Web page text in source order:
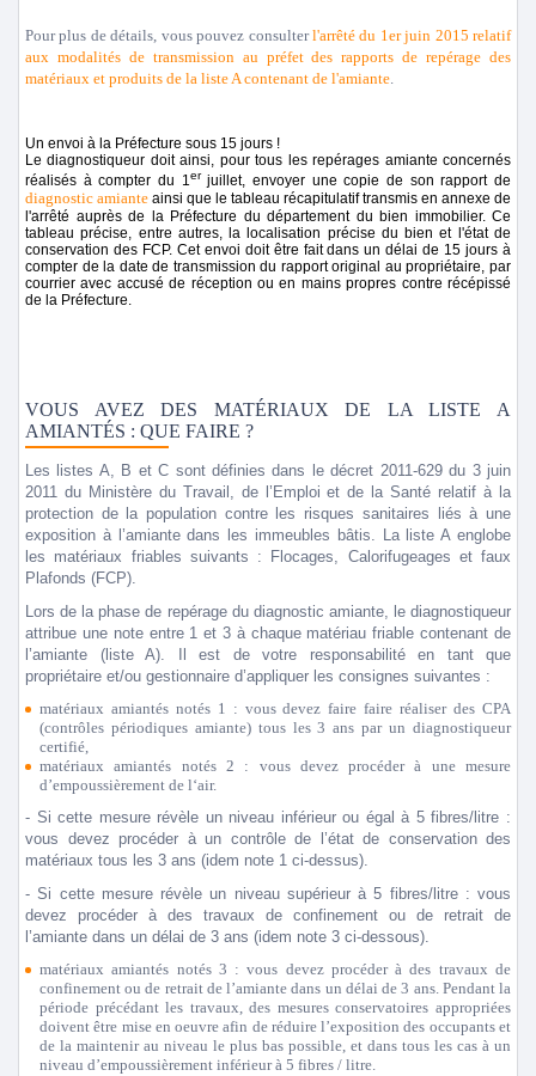
Pour plus de détails, vous pouvez consulterl'arrêté du 1er juin 2015 relatif
aux modalités de transmission au préfet des rapports de repérage des
matériaux et produits de la liste A contenant de l'amiante.
Un envoi à la Préfecture sous 15 jours !
Le diagnostiqueur doit ainsi, pour tous les repérages amiante concernés
réalisés à compter du 1er juillet, envoyer une copie de son rapport de
diagnostic amiante ainsi que le tableau récapitulatif transmis en annexe de
l'arrêté auprès de la Préfecture du département du bien immobilier. Ce
tableau précise, entre autres, la localisation précise du bien et l'état de
conservation des FCP. Cet envoi doit être fait dans un délai de 15 jours à
compter de la date de transmission du rapport original au propriétaire, par
courrier avec accusé de réception ou en mains propres contre récépissé
de la Préfecture.
VOUS AVEZ DES MATÉRIAUX DE LA LISTE A
AMIANTÉS : QUE FAIRE ?
Les listes A, B et C sont définies dans le décret 2011-629 du 3 juin
2011 du Ministère du Travail, de l’Emploi et de la Santé relatif à la
protection de la population contre les risques sanitaires liés à une
exposition à l’amiante dans les immeubles bâtis. La liste A englobe
les matériaux friables suivants : Flocages, Calorifugeages et faux
Plafonds (FCP).
Lors de la phase de repérage du diagnostic amiante, le diagnostiqueur
attribue une note entre 1 et 3 à chaque matériau friable contenant de
l’amiante (liste A). Il est de votre responsabilité en tant que
propriétaire et/ou gestionnaire d’appliquer les consignes suivantes :
matériaux amiantés notés 1 : vous devez faire faire réaliser des CPA
(contrôles périodiques amiante) tous les 3 ans par un diagnostiqueur
certifié,
matériaux amiantés notés 2 : vous devez procéder à une mesure
d’empoussièrement de l‘air.
- Si cette mesure révèle un niveau inférieur ou égal à 5 fibres/litre :
vous devez procéder à un contrôle de l’état de conservation des
matériaux tous les 3 ans (idem note 1 ci-dessus).
- Si cette mesure révèle un niveau supérieur à 5 fibres/litre : vous
devez procéder à des travaux de confinement ou de retrait de
l’amiante dans un délai de 3 ans (idem note 3 ci-dessous).
matériaux amiantés notés 3 : vous devez procéder à des travaux de
confinement ou de retrait de l’amiante dans un délai de 3 ans. Pendant la
période précédant les travaux, des mesures conservatoires appropriées
doivent être mise en oeuvre afin de réduire l’exposition des occupants et
de la maintenir au niveau le plus bas possible, et dans tous les cas à un
niveau d’empoussièrement inférieur à 5 fibres / litre.